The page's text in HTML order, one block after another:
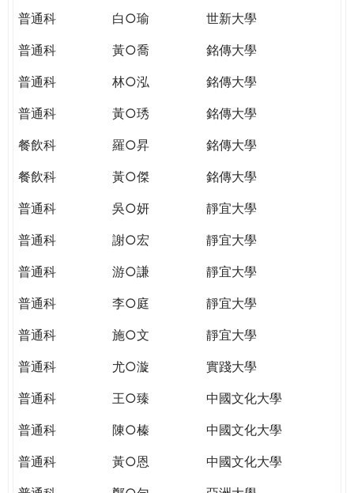
普通科
白○瑜
世新大學
普通科
黃○喬
銘傳大學
普通科
林○泓
銘傳大學
普通科
黃○琇
銘傳大學
餐飲科
羅○昇
銘傳大學
餐飲科
黃○傑
銘傳大學
普通科
吳○妍
靜宜大學
普通科
謝○宏
靜宜大學
普通科
游○謙
靜宜大學
普通科
李○庭
靜宜大學
普通科
施○文
靜宜大學
普通科
尤○漩
實踐大學
普通科
王○臻
中國文化大學
普通科
陳○榛
中國文化大學
普通科
黃○恩
中國文化大學